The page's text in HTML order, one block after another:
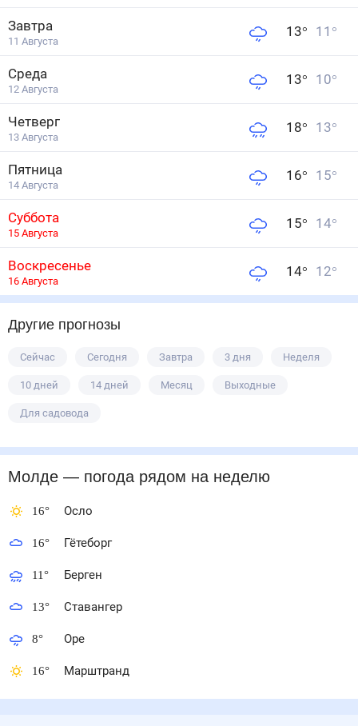
Завтра
11 Августа
13° 11 °
Среда
12 Августа
13° 10°
Четверг
13 Августа
18° 13°
Пятница
14 Августа
16° 15°
Суббота
15 Августа
15° 14°
Воскресенье
16 Августа
14° 12°
Другие прогнозы
Сейчас Сегодня Завтра 3 дня Неделя
10 дней 14 дней Месяц Выходные
Для садовода
Молде — погода рядомна неделю
16° Осло
16° Гётеборг
11° Берген
13° Ставангер
8° Оре
16° Марштранд